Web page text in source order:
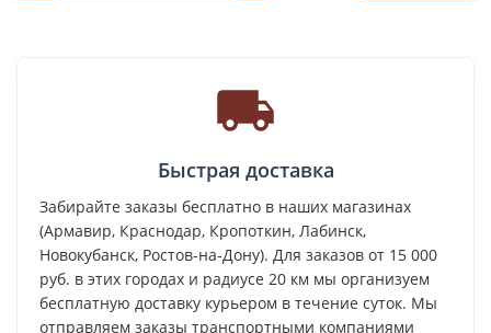
Быстрая доставка
Забирайте заказы бесплатно в наших магазинах
(Армавир, Краснодар, Кропоткин, Лабинск,
Новокубанск, Ростов-на-Дону). Для заказов от 15 000
руб. в этих городах и радиусе 20 км мы организуем
бесплатную доставку курьером в течение суток. Мы
отправляем заказы транспортными компаниями